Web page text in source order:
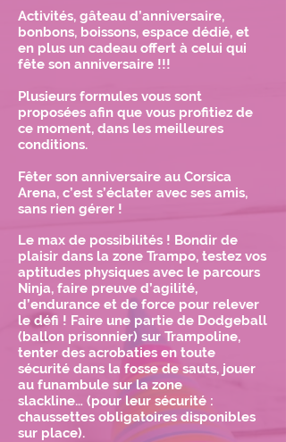
Activités, gâteau d’anniversaire,
bonbons, boissons, espace dédié, et
en plus un cadeau offert à celui qui
fête son anniversaire !!!
Plusieurs formules vous sont
proposées afin que vous profitiez de
ce moment, dans les meilleures
conditions.
Fêter son anniversaire au Corsica
Arena, c’est s’éclater avec ses amis,
sans rien gérer !
Le max de possibilités ! Bondir de
plaisir dans la zone Trampo, testez vos
aptitudes physiques avec le parcours
Ninja, faire preuve d’agilité,
d’endurance et de force pour relever
le défi ! Faire une partie de Dodgeball
(ballon prisonnier) sur Trampoline,
tenter des acrobaties en toute
sécurité dans la fosse de sauts, jouer
au funambule sur la zone
slackline… (pour leur sécurité :
chaussettes obligatoires disponibles
sur place).